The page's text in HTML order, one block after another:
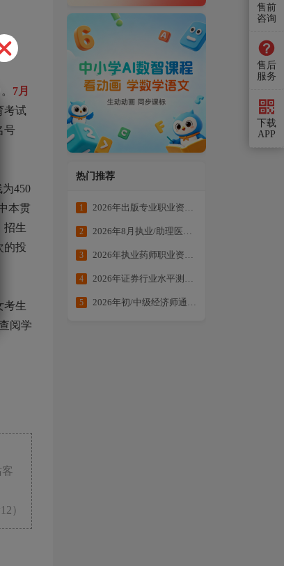
7月
考试
号
450
本贯
招生
的投
生
阅学
）
热门推荐
1 2026年出版专业职业资格考试学练结合冲刺备考
2 2026年8月执业/助理医师全科目复习资料
3 2026年执业药师职业资格考试提分大作战
4 2026年证券行业水平测试备考合集
5 2026年初/中级经济师通关方案：核心考点全拆解・备考不走弯路
售前
咨询
售后
服务
下载
APP